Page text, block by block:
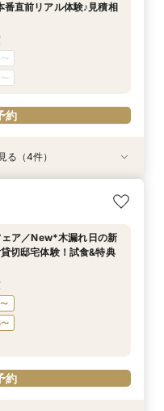
約
約
約
番直前リアル体験♪見積相
約
結婚式≫ペットも安心まる
】都心で叶う海外ウエ
なし」アップ額が少ない
】シェフ渾身和牛コース
る（4件）
ア／New*木漏れ日の新
切邸宅体験！試食&特典
約